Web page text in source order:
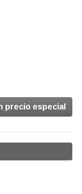
precio especial